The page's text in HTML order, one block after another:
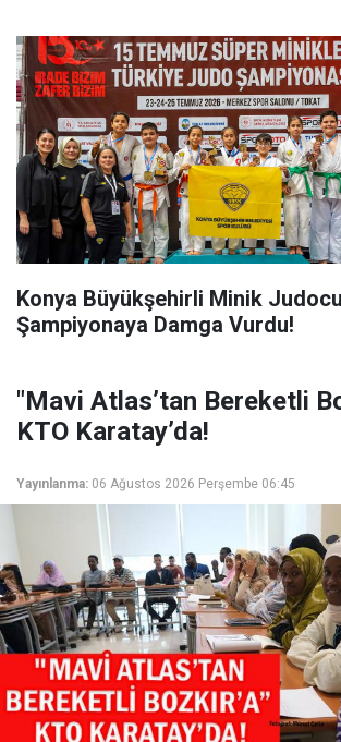
Konya Büyükşehirli Minik
Şampiyonaya Damga Vurdu!
"Mavi Atlas’tan Bereketli
KTO Karatay’da!
Yayınlanma: 06 Ağustos 2026 Perşembe 06:45